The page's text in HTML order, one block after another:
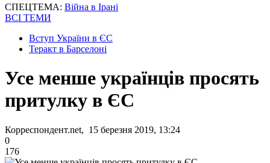
СПЕЦТЕМА: Війна в Ірані
ВСІ ТЕМИ
Вступ України в ЄС
Теракт в Барселоні
Усе менше українців просять
притулку в ЄС
Корреспондент.net, 15 березня 2019, 13:24
0
176